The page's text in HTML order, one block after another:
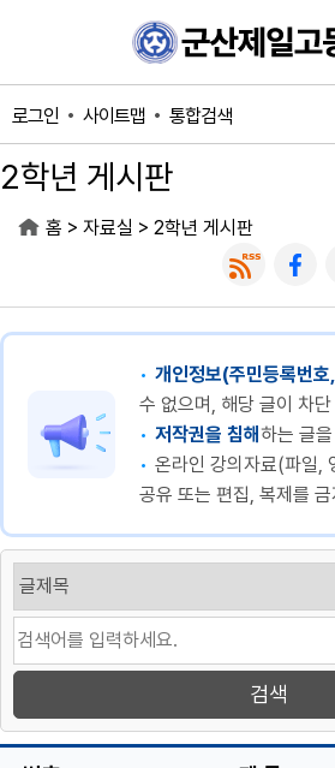
로그인 사이트맵 통합검색
2학년 게시판
홈 > 자료실 > 2학년 게시판
개인정보(주민등록번
수 없으며, 해당 글이 차
저작권을 침해하는 글
온라인 강의자료(파일,
공유 또는 편집, 복제를